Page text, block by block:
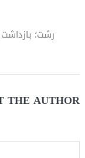
رشت؛
THE AUTHOR